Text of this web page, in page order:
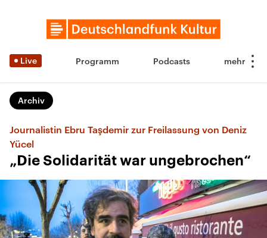
Live Programm Podcasts
Archiv
Journalistin Ebru Taşdemir zur Freilassung von Deniz
Yücel
„Die Solidarität war ungebrochen“